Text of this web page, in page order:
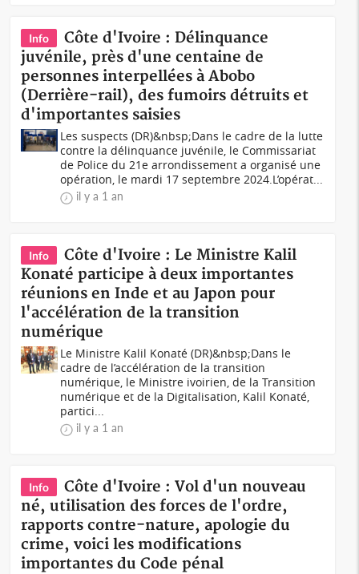
Info
Côte d'Ivoire : Délinquance
juvénile, près d'une centaine de
personnes interpellées à Abobo
(Derrière-rail), des fumoirs détruits et
d'importantes saisies
Les suspects (DR)&nbsp;Dans le cadre de la lutte
contre la délinquance juvénile, le Commissariat
de Police du 21e arrondissement a organisé une
opération, le mardi 17 septembre 2024.L’opérat...
il y a 1 an
Info
Côte d'Ivoire : Le Ministre Kalil
Konaté participe à deux importantes
réunions en Inde et au Japon pour
l'accélération de la transition
numérique
Le Ministre Kalil Konaté (DR)&nbsp;Dans le
cadre de l’accélération de la transition
numérique, le Ministre ivoirien, de la Transition
numérique et de la Digitalisation, Kalil Konaté,
partici...
il y a 1 an
Info
Côte d'Ivoire : Vol d'un nouveau
né, utilisation des forces de l'ordre,
rapports contre-nature, apologie du
crime, voici les modifications
importantes du Code pénal